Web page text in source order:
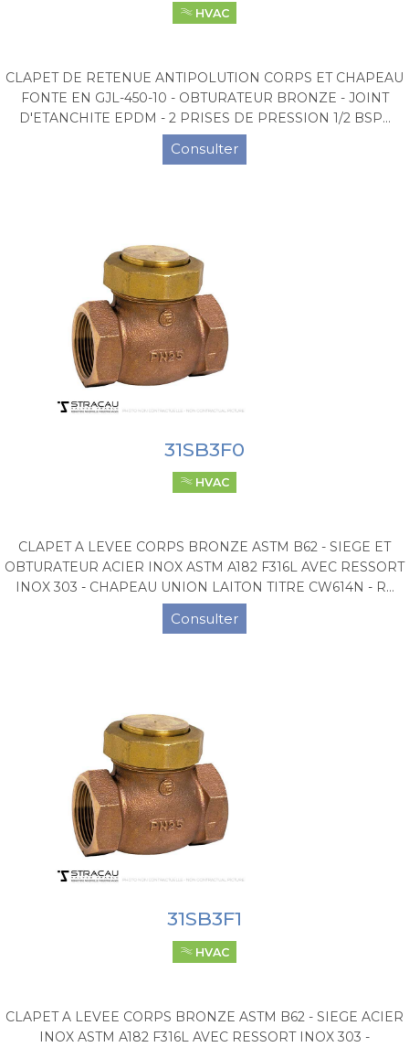
HVAC
CLAPET DE RETENUE ANTIPOLUTION CORPS ET CHAPEAU
FONTE EN GJL-450-10 - OBTURATEUR BRONZE - JOINT
D'ETANCHITE EPDM - 2 PRISES DE PRESSION 1/2 BSP...
Consulter
31SB3F0
HVAC
CLAPET A LEVEE CORPS BRONZE ASTM B62 - SIEGE ET
OBTURATEUR ACIER INOX ASTM A182 F316L AVEC RESSORT
INOX 303 - CHAPEAU UNION LAITON TITRE CW614N - R...
Consulter
31SB3F1
HVAC
CLAPET A LEVEE CORPS BRONZE ASTM B62 - SIEGE ACIER
INOX ASTM A182 F316L AVEC RESSORT INOX 303 -